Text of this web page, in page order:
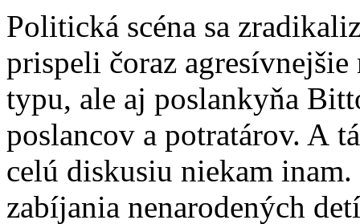
Politická scéna sa
prispeli čoraz
typu, ale aj poslankyňa
poslancov a potratárov. A
celú diskusiu niekam inam.
zabíjania nenarodených